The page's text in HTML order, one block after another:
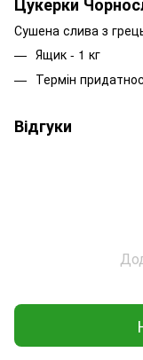
Сушена слива з
Ящик - 1 кг
Термін
Відгуки